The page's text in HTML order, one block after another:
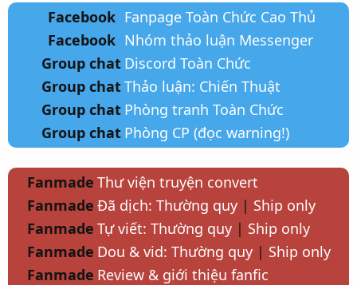
Facebook Fanpage Toàn Chức Cao Thủ
Facebook Nhóm thảo luận Messenger
Group chat Discord Toàn Chức
Group chatThảo luận: Chiến Thuật
Group chat Phòng tranh Toàn Chức
Group chat Phòng CP (đọc warning!)
Fanmade Thư viện truyện convert
Fanmade Đã dịch: Thường quy| Ship only
Fanmade Tự viết: Thường quy| Ship only
Fanmade Dou & vid: Thường quy| Ship only
Fanmade Review & giới thiệu fanfic